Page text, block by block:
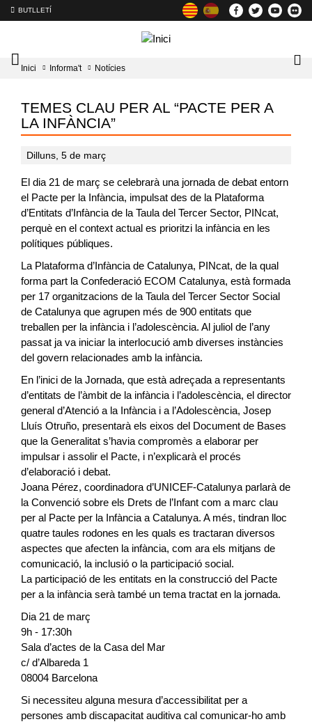
BUTLLETÍ
Mobile
menu
Inici Informa't Notícies
TEMES CLAU PER AL “PACTE PER A
LA INFÀNCIA”
Dilluns, 5 de març
El dia 21 de març se celebrarà una jornada de debat entorn
el Pacte per la Infància, impulsat des de la Plataforma
d’Entitats d’Infància de la Taula del Tercer Sector, PINcat,
perquè en el context actual es prioritzi la infància en les
polítiques públiques.
La Plataforma d’Infància de Catalunya, PINcat, de la qual
forma part la Confederació ECOM Catalunya, està formada
per 17 organitzacions de la Taula del Tercer Sector Social
de Catalunya que agrupen més de 900 entitats que
treballen per la infància i l’adolescència. Al juliol de l’any
passat ja va iniciar la interlocució amb diverses instàncies
del govern relacionades amb la infància.
En l’inici de la Jornada, que està adreçada a representants
d’entitats de l’àmbit de la infància i l’adolescència, el director
general d’Atenció a la Infància i a l’Adolescència, Josep
Lluís Otruño, presentarà els eixos del Document de Bases
que la Generalitat s’havia compromès a elaborar per
impulsar i assolir el Pacte, i n’explicarà el procés
d’elaboració i debat.
Joana Pérez, coordinadora d’UNICEF-Catalunya parlarà de
la Convenció sobre els Drets de l’Infant com a marc clau
per al Pacte per la Infància a Catalunya. A més, tindran lloc
quatre taules rodones en les quals es tractaran diversos
aspectes que afecten la infància, com ara els mitjans de
comunicació, la inclusió o la participació social.
La participació de les entitats en la construcció del Pacte
per a la infància serà també un tema tractat en la jornada.
Dia 21 de març
9h - 17:30h
Sala d’actes de la Casa del Mar
c/ d’Albareda 1
08004 Barcelona
Si necessiteu alguna mesura d’accessibilitat per a
persones amb discapacitat auditiva cal comunicar-ho amb